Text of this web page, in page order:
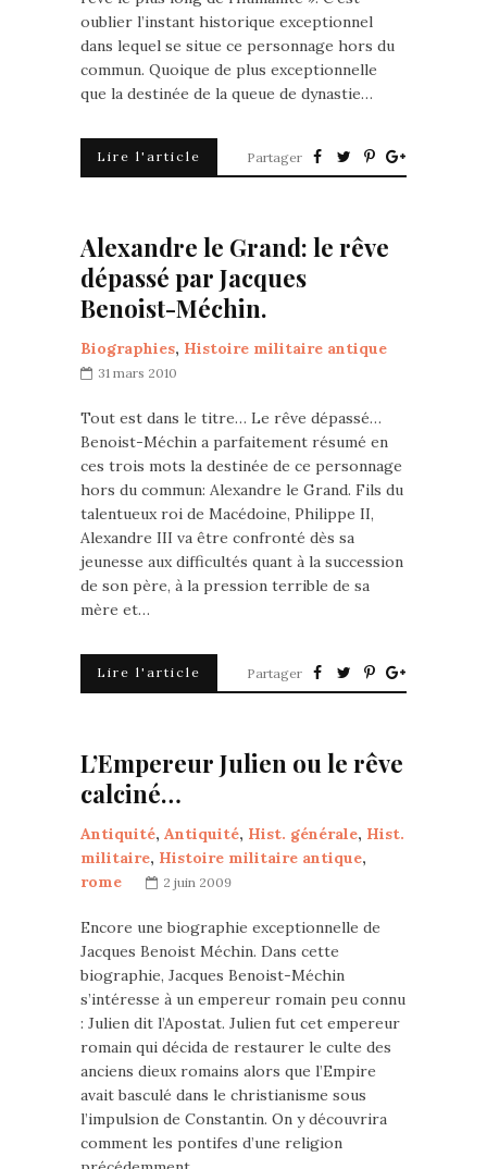
oublier l’instant historique exceptionnel
dans lequel se situe ce personnage hors du
commun. Quoique de plus exceptionnelle
que la destinée de la queue de dynastie…
Lire l'article Partager
Alexandre le Grand: le rêve
dépassé par Jacques
Benoist-Méchin.
Biographies, Histoire militaire antique
31 mars 2010
Tout est dans le titre… Le rêve dépassé…
Benoist-Méchin a parfaitement résumé en
ces trois mots la destinée de ce personnage
hors du commun: Alexandre le Grand. Fils du
talentueux roi de Macédoine, Philippe II,
Alexandre III va être confronté dès sa
jeunesse aux difficultés quant à la succession
de son père, à la pression terrible de sa
mère et…
Lire l'article Partager
L’Empereur Julien ou le rêve
calciné…
Antiquité, Antiquité, Hist. générale, Hist.
militaire, Histoire militaire antique,
rome
2 juin 2009
Encore une biographie exceptionnelle de
Jacques Benoist Méchin. Dans cette
biographie, Jacques Benoist-Méchin
s’intéresse à un empereur romain peu connu
: Julien dit l’Apostat. Julien fut cet empereur
romain qui décida de restaurer le culte des
anciens dieux romains alors que l’Empire
avait basculé dans le christianisme sous
l’impulsion de Constantin. On y découvrira
comment les pontifes d’une religion